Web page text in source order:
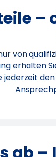
von
erhalten
jederzeit
ab